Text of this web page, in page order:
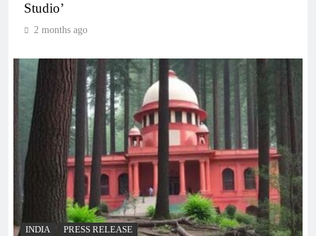
Studio’
2 months ago
INDIA PRESS RELEASE